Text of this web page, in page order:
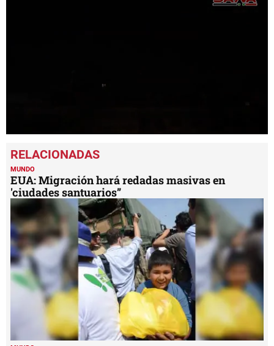
seconds
of
49
seconds
MUNDO
EUA: Migración hará redadas masivas en
'ciudades santuarios”